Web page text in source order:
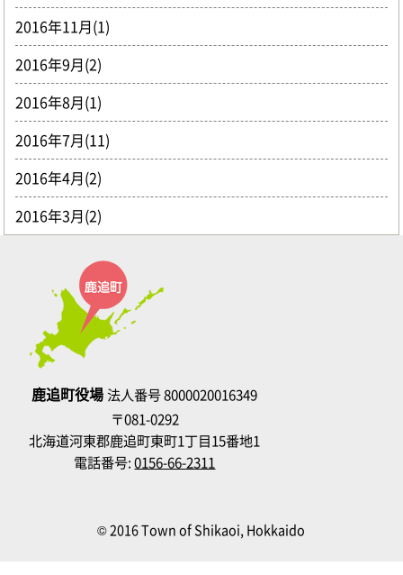
2016年11月(1)
2016年9月(2)
2016年8月(1)
2016年7月(11)
2016年4月(2)
2016年3月(2)
鹿追町役場法人番号 8000020016349
〒081-0292
北海道河東郡鹿追町東町1丁目15番地1
電話番号:0156-66-2311
© 2016 Town of Shikaoi, Hokkaido